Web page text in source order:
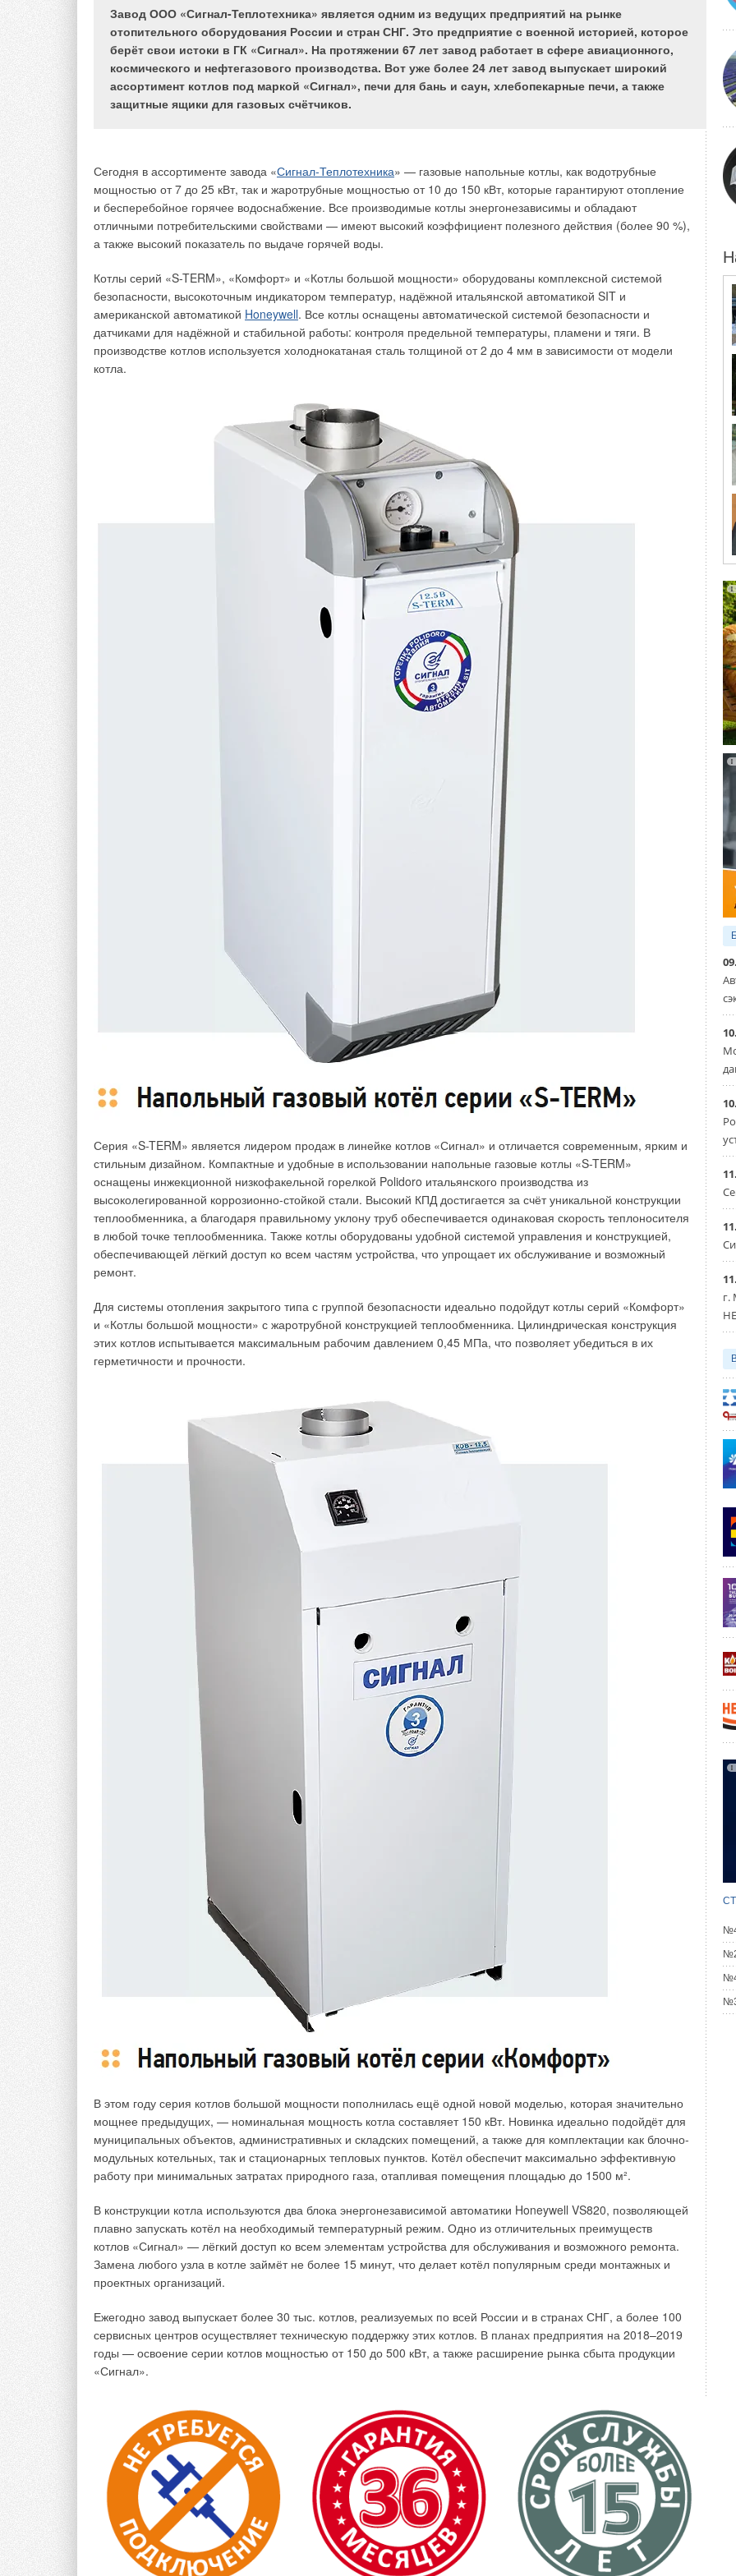
Завод ООО «Сигнал-Теплотехника» является одним из ведущих предприятий на рынке
отопительного оборудования России и стран СНГ. Это предприятие с военной историей, которое
берёт свои истоки в ГК «Сигнал». На протяжении 67 лет завод работает в сфере авиационного,
космического и нефтегазового производства. Вот уже более 24 лет завод выпускает широкий
ассортимент котлов под маркой «Сигнал», печи для бань и саун, хлебопекарные печи, а также
защитные ящики для газовых счётчиков.
Сегодня в ассортименте завода «Сигнал-Теплотехника» — газовые напольные котлы, как водотрубные
мощностью от 7 до 25 кВт, так и жаротрубные мощностью от 10 до 150 кВт, которые гарантируют отопление
и бесперебойное горячее водоснабжение. Все производимые котлы энергонезависимы и обладают
отличными потребительскими свойствами — имеют высокий коэффициент полезного действия (более 90 %),
а также высокий показатель по выдаче горячей воды.
Котлы серий «S-TERM», «Комфорт» и «Котлы большой мощности» оборудованы комплексной системой
безопасности, высокоточным индикатором температур, надёжной итальянской автоматикой SIT и
американской автоматикой Honeywell. Все котлы оснащены автоматической системой безопасности и
датчиками для надёжной и стабильной работы: контроля предельной температуры, пламени и тяги. В
производстве котлов используется холоднокатаная сталь толщиной от 2 до 4 мм в зависимости от модели
котла.
Серия «S-TERM» является лидером продаж в линейке котлов «Сигнал» и отличается современным, ярким и
стильным дизайном. Компактные и удобные в использовании напольные газовые котлы «S-TERM»
оснащены инжекционной низкофакельной горелкой Polidoro итальянского производства из
высоколегированной коррозионно-стойкой стали. Высокий КПД достигается за счёт уникальной конструкции
теплообменника, а благодаря правильному уклону труб обеспечивается одинаковая скорость теплоносителя
в любой точке теплообменника. Также котлы оборудованы удобной системой управления и конструкцией,
обеспечивающей лёгкий доступ ко всем частям устройства, что упрощает их обслуживание и возможный
ремонт.
Для системы отопления закрытого типа с группой безопасности идеально подойдут котлы серий «Комфорт»
и «Котлы большой мощности» с жаротрубной конструкцией теплообменника. Цилиндрическая конструкция
этих котлов испытывается максимальным рабочим давлением 0,45 МПа, что позволяет убедиться в их
герметичности и прочности.
В этом году серия котлов большой мощности пополнилась ещё одной новой моделью, которая значительно
мощнее предыдущих, — номинальная мощность котла составляет 150 кВт. Новинка идеально подойдёт для
муниципальных объектов, административных и складских помещений, а также для комплектации как блочно-
модульных котельных, так и стационарных тепловых пунктов. Котёл обеспечит максимально эффективную
работу при минимальных затратах природного газа, отапливая помещения площадью до 1500 м².
В конструкции котла используются два блока энергонезависимой автоматики Honeywell VS820, позволяющей
плавно запускать котёл на необходимый температурный режим. Одно из отличительных преимуществ
котлов «Сигнал» — лёгкий доступ ко всем элементам устройства для обслуживания и возможного ремонта.
Замена любого узла в котле займёт не более 15 минут, что делает котёл популярным среди монтажных и
проектных организаций.
Ежегодно завод выпускает более 30 тыс. котлов, реализуемых по всей России и в странах СНГ, а более 100
сервисных центров осуществляет техническую поддержку этих котлов. В планах предприятия на 2018–2019
годы — освоение серии котлов мощностью от 150 до 500 кВт, а также расширение рынка сбыта продукции
«Сигнал».
г.
В статье приведено теоретическое обоснование
возможности улучшения топливной экономичности
двигателя топлива. Представлены результаты
расчётно-теоретического исследования влияния
температуры топлива на его физические свойства.
Полученные результаты убедительно свидетельствуют
о наличии неиспользованного до настоящего времени
Ключевые слова:
эффективность, запас хода, топливная
экономичность, силовая установка, подогрев топлива.
The article presents a theoretical justification for the possibility of
improving the fuel efficiency of diesel engines by heating the fuel
theoretical studies of the effect of fuel temperature on its physical
properties are presented. The results obtained convincingly
testify to the presence of a reserve of improved fuel efficiency of
diesel engines unused to date due to the heating of the fuel
В статье приведено теоретическое обоснование возможности улучшения топливной
Представлены результаты расчётно-теоретического исследования влияния температуры
топлива на его физические свойства. Полученные результаты убедительно свидетельствуют о
наличии неиспользованного до настоящего времени резерва улучшения топливной
экономичности дизелей за счёт подогрева поступающего в цилиндры двигателя топлива.
Значительные резервы улучшения топливной экономичности поршневых двигателей с воспламенением
от сжатия скрыты в подогреве поступающего в цилиндры топлива при работе двигателя на режимах малых
Подогрев топлива перед подачей его в цилиндры должен оказать определённое влияние на процессы
смесеобразования и сгорания, так как вызовет изменение его физических свойств (вязкости, поверхностного
натяжения, сжимаемости, плотности, испаряемости и др.). Целесообразность введения предварительного
подогрева топлива вытекает из того, что нагрев жидкого топлива в цилиндре дизеля является необходимым
элементом подготовки его к сгоранию. Следовательно, предварительный подогрев топлива исключит
лимитирующее влияние этого процесса на развитие смесеобразования и сгорания в двигателе.
Подогрев топлива вызовет уменьшение его плотности. Зависимость этих параметров можно наблюдать из
— модуль расширения жидкости. Снижение плотности при подогреве топлива
до насоса приведёт к уменьшению его весового количества, поданного за цикл при неизменном положении
рейки ТНВД. С уменьшением плотности топлива вследствие уменьшения живой силы капель снизится
Температура топлива, его вязкость и поверхностное натяжение тесно связаны между собой и оказывают
Зависимость поверхностного натяжения топлива от температуры может быть выражена следующей
— постоянная, равная 0,07–0,10.
На рис. 1 показана зависимость вязкости топлива от температуры.
Снижение вязкости топлива с ростом температуры приведёт к увеличению утечек его через зазоры
прецизионных пар топливоподающей аппаратуры (к некоторому изменению закона подачи топлива) и к
возрастанию неравномерности подачи по цилиндрам, особенно при малых цикловых подачах. Однако
в быстроходных дизелях процессы подачи топлива протекают в очень небольшие промежутки времени,
и большую часть этого времени прецизионные пары соприкасаются с топливом, находящимся под высоким
давлением, что влечёт за собой увеличение вязкости топлива.
Снижение вязкости, а также поверхностного натяжения топлива положительно влияет на качество его
распыливания [1]. Объясняется это тем, что происходящее при нагреве расширение топлива приводит
к ослаблению сил взаимодействия между его молекулами внутри и в поверхностном слое. Причём чем
меньше величина этих сил, тем быстрее будет происходить распад струи и тем мельче будут капли топлива.
Можно предположить, что с уменьшением величины цикловой подачи влияние подогрева топлива
на качество его распыливания будет несколько ослабевать вследствие возрастания относительной величины
начального и конечного периодов впрыска, когда истечение топлива происходит при сильном
дросселирующем воздействии на него неполного открытия иглы форсунки.
Большое влияние на процесс впрыска оказывает сжимаемость топлива. Из рис. 2 видно, что с ростом
температуры топлива сжимаемость его непрерывно возрастает. Это отражается на характере подачи
топлива при его нагреве. Повышение температуры топлива перед форсункой должно привести
к увеличению периода задержки впрыска и его продолжительности.
С ростом температуры топлива испаряемость его возрастает, что должно оказать заметное влияние
на процесс смесеобразования. При этом обнаружено, что влияние испаряемости топлива на показатели
работы двигателя с вихрекамерным смесеобразованием значительно слабее, чем у двигателей
с непосредственным впрыском топлива, так как температуры в вихревой «горячей» камере более высокие,
чем в неразделённой. Отсюда можно сделать вывод, что с уменьшением величины цикловой подачи
с уменьшением величины цикловой подачи топлива.
Процесс испарения многокомпонентных жидкостей, к числу которых относятся и жидкие топлива нефтяного
происхождения, весьма сложен, так как на него оказывают влияние общее давление среды, характер
течения газовой среды у поверхности жидкости и др. Поэтому решение задачи испарения топлива в факеле
с учётом всех действующих факторов чрезвычайно сложное.
Для приближенной оценки влияния начальной температуры топлива на испарение его капель, впрыснутых
в цилиндр. Можно воспользоваться методикой, основанной на предположении о изотермическом